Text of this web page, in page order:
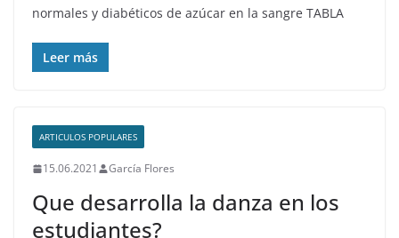
normales y diabéticos de azúcar en la sangre TABLA
Leer más
ARTICULOS POPULARES
15.06.2021 García Flores
Que desarrolla la danza en los
estudiantes?